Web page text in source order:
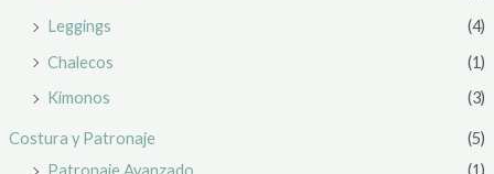
Leggings
(4)
Chalecos
(1)
Kimonos
(3)
Costura y Patronaje
(5)
Patronaje Avanzado
(1)